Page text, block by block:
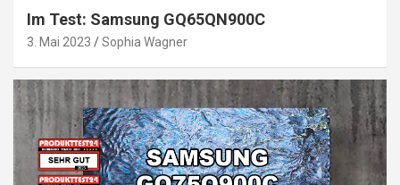
Im Test: Samsung GQ65QN900C
3. Mai 2023 Sophia Wagner